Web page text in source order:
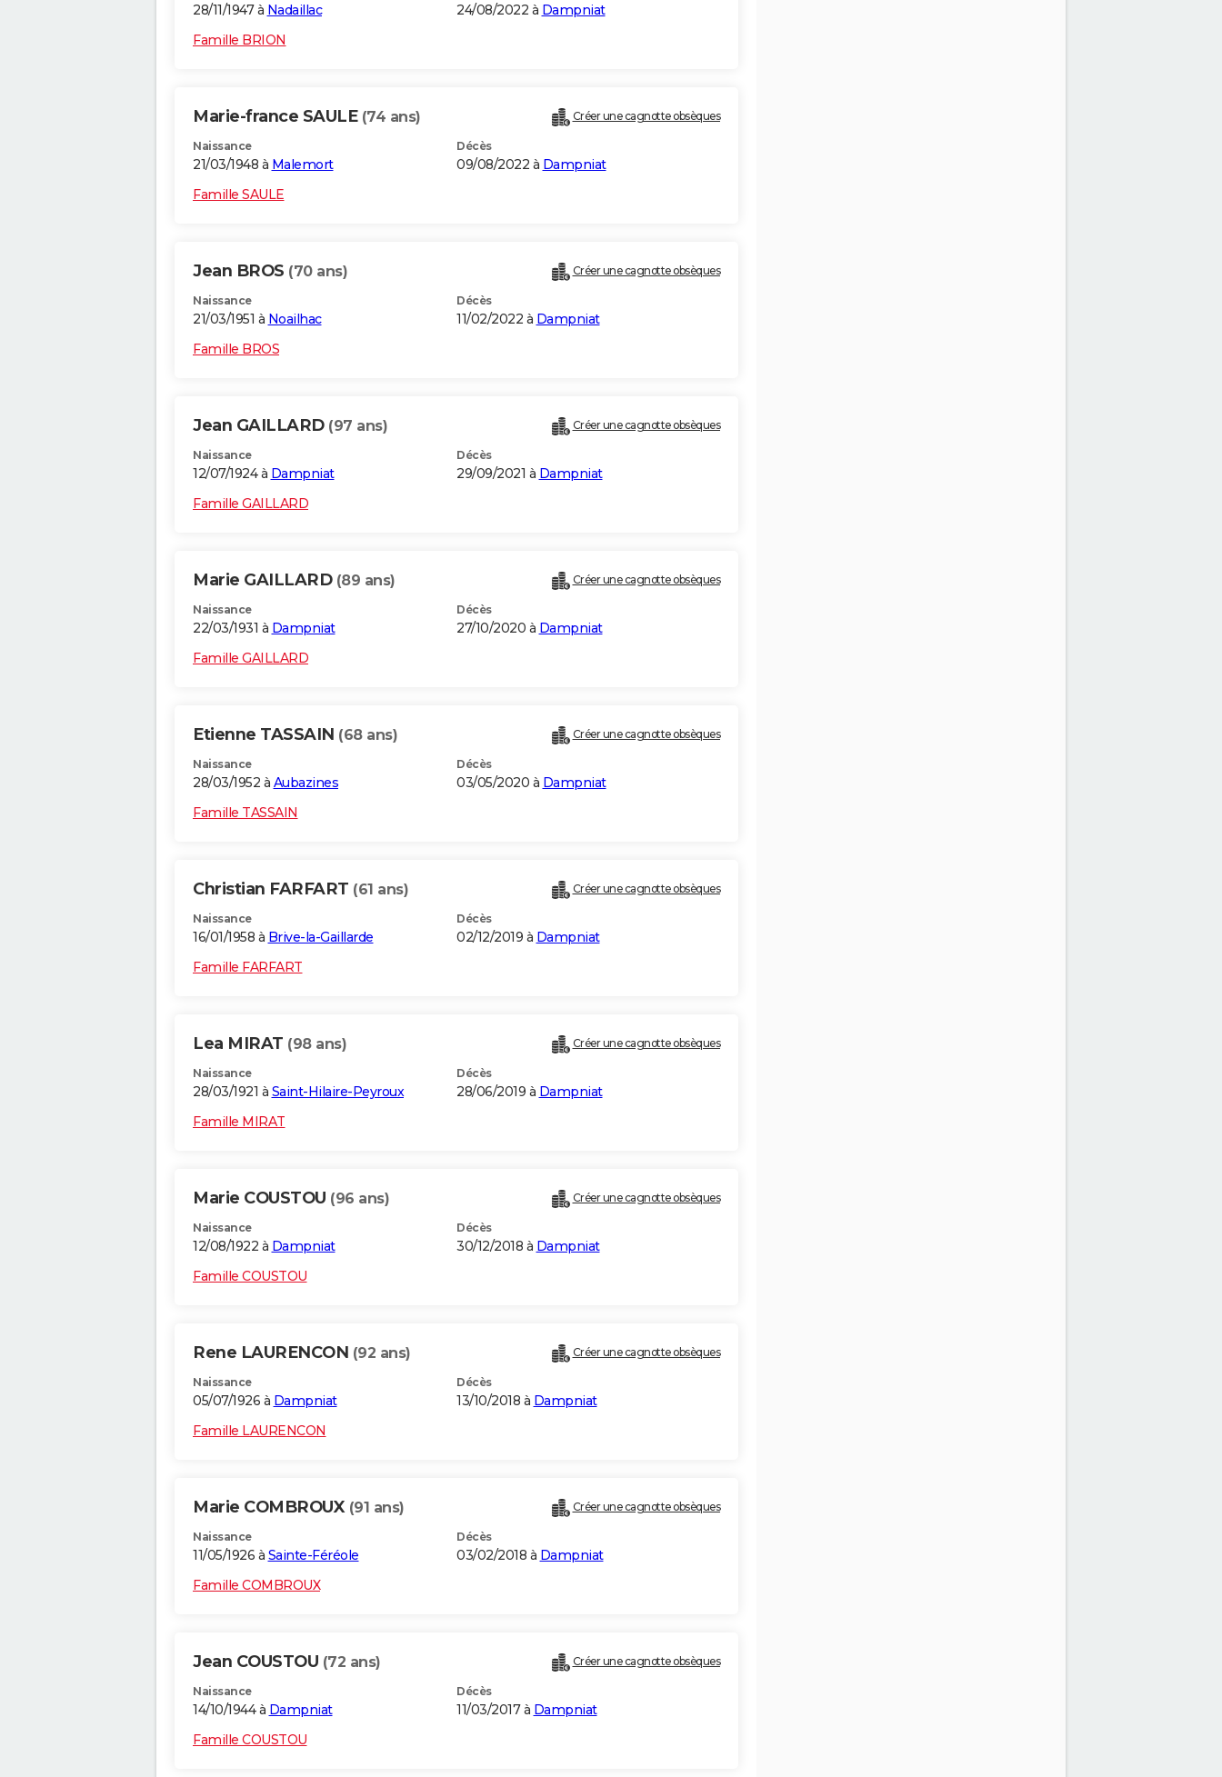
28/11/1947 à Nadaillac 24/08/2022 à Dampniat
Famille BRION
Marie-france SAULE (74 ans) Créer une cagnotte obsèques
Naissance
21/03/1948 à Malemort
Décès
09/08/2022 à Dampniat
Famille SAULE
Jean BROS (70 ans) Créer une cagnotte obsèques
Naissance
21/03/1951 à Noailhac
Décès
11/02/2022 à Dampniat
Famille BROS
Jean GAILLARD (97 ans) Créer une cagnotte obsèques
Naissance
12/07/1924 à Dampniat
Décès
29/09/2021 à Dampniat
Famille GAILLARD
Marie GAILLARD (89 ans) Créer une cagnotte obsèques
Naissance
22/03/1931 à Dampniat
Décès
27/10/2020 à Dampniat
Famille GAILLARD
Etienne TASSAIN (68 ans) Créer une cagnotte obsèques
Naissance
28/03/1952 à Aubazines
Décès
03/05/2020 à Dampniat
Famille TASSAIN
Christian FARFART (61 ans) Créer une cagnotte obsèques
Naissance
16/01/1958 à Brive-la-Gaillarde
Décès
02/12/2019 à Dampniat
Famille FARFART
Lea MIRAT (98 ans) Créer une cagnotte obsèques
Naissance
28/03/1921 à Saint-Hilaire-Peyroux
Décès
28/06/2019 à Dampniat
Famille MIRAT
Marie COUSTOU (96 ans) Créer une cagnotte obsèques
Naissance
12/08/1922 à Dampniat
Décès
30/12/2018 à Dampniat
Famille COUSTOU
Rene LAURENCON (92 ans) Créer une cagnotte obsèques
Naissance
05/07/1926 à Dampniat
Décès
13/10/2018 à Dampniat
Famille LAURENCON
Marie COMBROUX (91 ans) Créer une cagnotte obsèques
Naissance
11/05/1926 à Sainte-Féréole
Décès
03/02/2018 à Dampniat
Famille COMBROUX
Jean COUSTOU (72 ans) Créer une cagnotte obsèques
Naissance
14/10/1944 à Dampniat
Décès
11/03/2017 à Dampniat
Famille COUSTOU